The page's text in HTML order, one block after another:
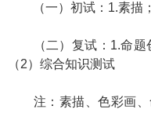
（一）初试：1.素描
（二）复试：1.命题
（2）综合知识测试
注：素描、色彩画、